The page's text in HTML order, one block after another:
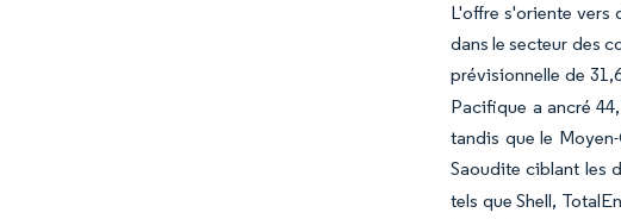
L'offre s'oriente vers
dans le secteur des
prévisionnelle de
Pacifique a ancré
tandis que le
Saoudite ciblant les
tels que Shell,